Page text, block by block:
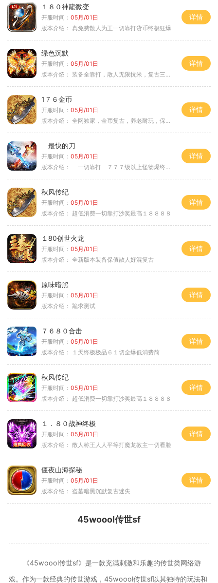
１８０神龍微变
开服时间： 05月/01日
版本介绍： 真免费散人为王一切靠打货币终极狂爆
详情
绿色沉默
开服时间： 05月/01日
版本介绍： 装备全靠打，散人无限抗米，复古三天合区
详情
1７６金币
开服时间： 05月/01日
版本介绍： 全网独家，金币复古，养老耐玩，保底回収
详情
最快的刀
开服时间： 05月/01日
版本介绍：
一切靠打 ７７７级以上怪物爆终极
详情
秋风传纪
开服时间： 05月/01日
版本介绍： 超低消费一切靠打沙奖最高１８８８８
详情
１80创世火龙
开服时间： 05月/01日
版本介绍： 全新版本装备保值散人好混复古
详情
原味暗黑
开服时间： 05月/01日
版本介绍： 跪求测试
详情
７６８０合击
开服时间： 05月/01日
版本介绍：
１天终极极品６１切全爆低消费简
详情
秋风传纪
开服时间： 05月/01日
版本介绍： 超低消费一切靠打沙奖最高１８８８８
详情
１．８０战神终极
开服时间： 05月/01日
版本介绍： 散人称王人人平等打魔龙教主一切看脸
详情
僵夜山海探秘
开服时间： 05月/01日
版本介绍： 盗墓暗黑沉默复古迷失
详情
45woool传世sf
《45woool传世sf》是一款充满刺激和乐趣的传世类网络游
戏。作为一款经典的传世游戏，45woool传世sf以其独特的玩法和